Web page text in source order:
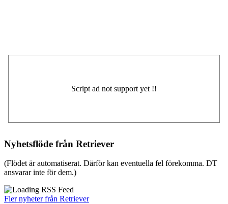
Nyhetsflöde från Retriever
(Flödet är automatiserat. Därför kan eventuella fel förekomma. DT
ansvarar inte för dem.)
Fler nyheter från Retriever